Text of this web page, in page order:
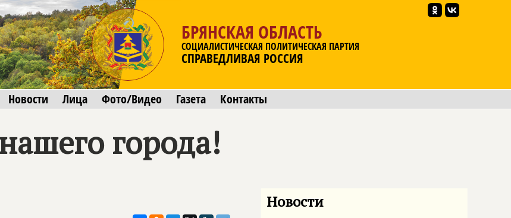
БРЯНСКАЯ ОБЛАСТЬ
СОЦИАЛИСТИЧЕСКАЯ ПОЛИТИЧЕСКАЯ ПАРТИЯ
СПРАВЕДЛИВАЯ РОССИЯ
Новости Лица Фото/Видео Газета Контакты
города!
Новости